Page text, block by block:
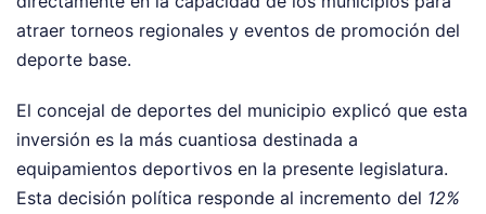
atraer torneos regionales y eventos de promoción del
deporte base.
El concejal de deportes del municipio explicó que esta
inversión es la más cuantiosa destinada a
equipamientos deportivos en la presente legislatura.
Esta decisión política responde al incremento del 12%